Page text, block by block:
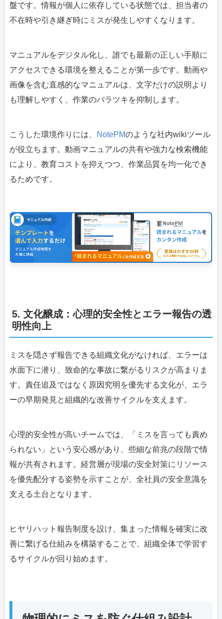
盤です。情報が個人に依存している状態では、担当者の
不在時や引き継ぎ時にミスが発生しやすくなります。
マニュアルをデジタル化し、誰でも最新の正しい手順に
アクセスできる環境を整えることが第一歩です。動画や
画像を含む直感的なマニュアルは、文字だけの説明より
も理解しやすく、作業のバラツキを抑制します。
こうした環境作りには、 NotePMのような社内wikiツール
が役立ちます。動画マニュアルの共有や強力な検索機能
により、教育コストを抑えつつ、作業品質を均一化でき
るためです。
5. 文化醸成：心理的安全性とエラー報告の透
明性向上
ミスを隠さず報告できる組織文化がなければ、エラーは
水面下に潜り、致命的な事故に繋がるリスクが高まりま
す。責任追及ではなく原因究明を優先する文化が、エラ
ーの早期発見と組織的な改善サイクルを支えます。
心理的安全性が高いチームでは、「ミスを言っても責め
られない」という安心感があり、些細な前兆の段階で情
報が共有されます。経営層が現場の安全対策にリソース
を優先配分する姿勢を示すことが、全社員の安全意識を
支える土台となります。
ヒヤリハット報告制度を設け、集まった情報を確実に改
善に繋げる仕組みを構築することで、組織全体で学習す
るサイクルが回り始めます。